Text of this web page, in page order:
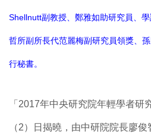
Shellnutt副教授、鄭雅如助研究員、
哲所副所長代范麗梅副研究員領獎、
行秘書。
「2017年中央研究院年輕學者研
（2）日揭曉，由中研院院長廖